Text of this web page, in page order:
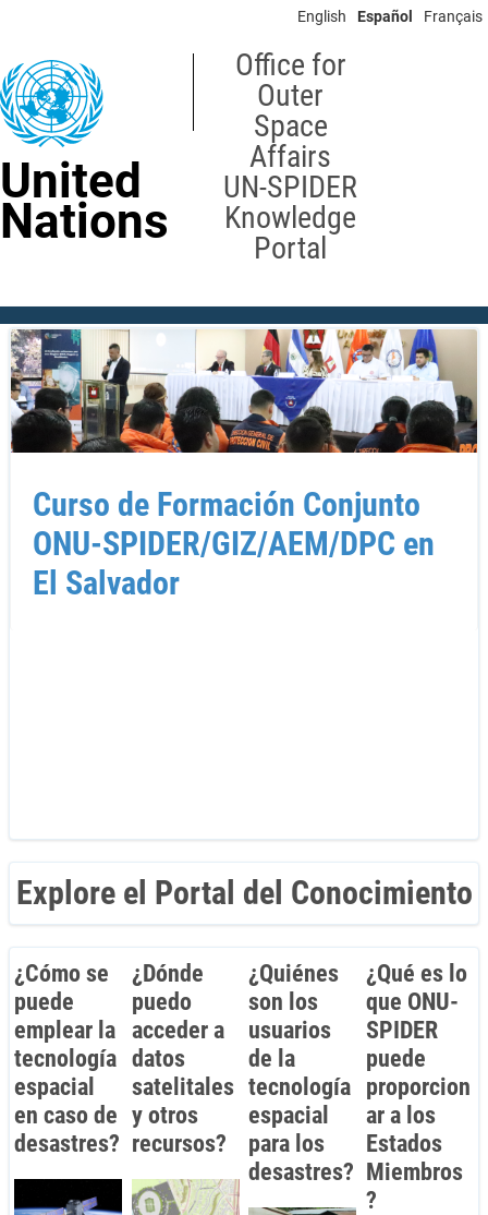
content
English Español Français
United
Nations
Office for
Outer
Space
Affairs
UN-SPIDER
Knowledge
Portal
Curso de Formación Conjunto
ONU-SPIDER/GIZ/AEM/DPC en
El Salvador
Explore el Portal del Conocimiento
¿Cómo se
puede
emplear la
tecnología
espacial
en caso de
desastres?
¿Dónde
puedo
acceder a
datos
satelitales
y otros
recursos?
¿Quiénes
son los
usuarios
de la
tecnología
espacial
para los
desastres?
¿Qué es lo
que ONU-
SPIDER
puede
proporcion
ar a los
Estados
Miembros
?